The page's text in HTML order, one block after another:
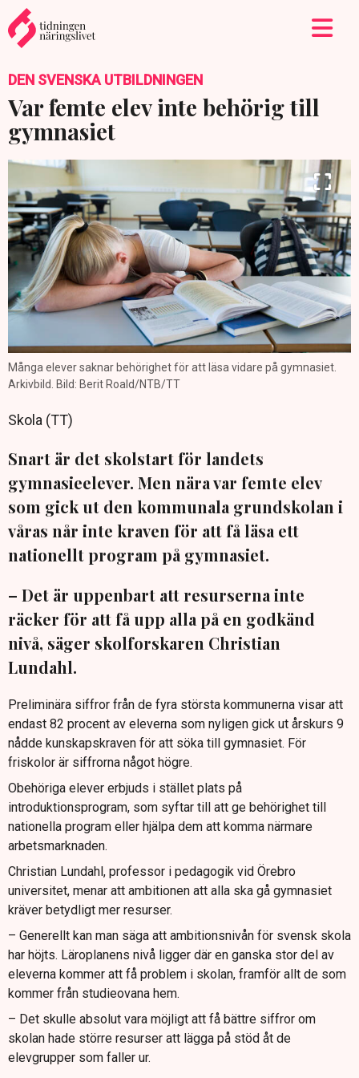
DEN SVENSKA UTBILDNINGEN
Var femte elev inte behörig till
gymnasiet
Många elever saknar behörighet för att läsa vidare på gymnasiet.
Arkivbild. Bild: Berit Roald/NTB/TT
Skola (TT)
Snart är det skolstart för landets
gymnasieelever. Men nära var femte elev
som gick ut den kommunala grundskolan i
våras når inte kraven för att få läsa ett
nationellt program på gymnasiet.
– Det är uppenbart att resurserna inte
räcker för att få upp alla på en godkänd
nivå, säger skolforskaren Christian
Lundahl.
Preliminära siffror från de fyra största kommunerna visar att
endast 82 procent av eleverna som nyligen gick ut årskurs 9
nådde kunskapskraven för att söka till gymnasiet. För
friskolor är siffrorna något högre.
Obehöriga elever erbjuds i stället plats på
introduktionsprogram, som syftar till att ge behörighet till
nationella program eller hjälpa dem att komma närmare
arbetsmarknaden.
Christian Lundahl, professor i pedagogik vid Örebro
universitet, menar att ambitionen att alla ska gå gymnasiet
kräver betydligt mer resurser.
– Generellt kan man säga att ambitionsnivån för svensk skola
har höjts. Läroplanens nivå ligger där en ganska stor del av
eleverna kommer att få problem i skolan, framför allt de som
kommer från studieovana hem.
– Det skulle absolut vara möjligt att få bättre siffror om
skolan hade större resurser att lägga på stöd åt de
elevgrupper som faller ur.